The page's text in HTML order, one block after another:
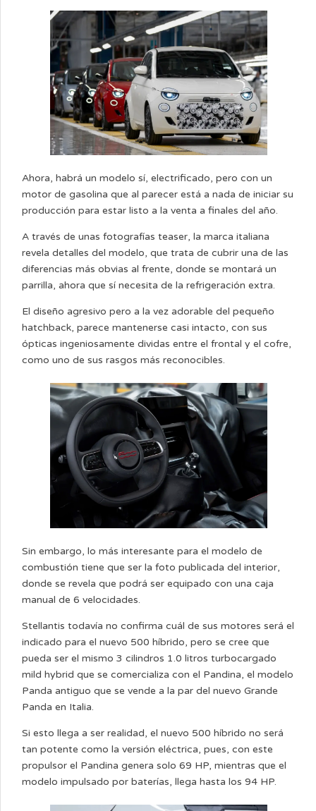
Ahora, habrá un modelo sí, electrificado, pero con un
motor de gasolina que al parecer está a nada de iniciar su
producción para estar listo a la venta a finales del año.
A través de unas fotografías teaser, la marca italiana
revela detalles del modelo, que trata de cubrir una de las
diferencias más obvias al frente, donde se montará un
parrilla, ahora que sí necesita de la refrigeración extra.
El diseño agresivo pero a la vez adorable del pequeño
hatchback, parece mantenerse casi intacto, con sus
ópticas ingeniosamente dividas entre el frontal y el cofre,
como uno de sus rasgos más reconocibles.
Sin embargo, lo más interesante para el modelo de
combustión tiene que ser la foto publicada del interior,
donde se revela que podrá ser equipado con una caja
manual de 6 velocidades.
Stellantis todavía no confirma cuál de sus motores será el
indicado para el nuevo 500 híbrido, pero se cree que
pueda ser el mismo 3 cilindros 1.0 litros turbocargado
mild hybrid que se comercializa con el Pandina, el modelo
Panda antiguo que se vende a la par del nuevo Grande
Panda en Italia.
Si esto llega a ser realidad, el nuevo 500 híbrido no será
tan potente como la versión eléctrica, pues, con este
propulsor el Pandina genera solo 69 HP, mientras que el
modelo impulsado por baterías, llega hasta los 94 HP.